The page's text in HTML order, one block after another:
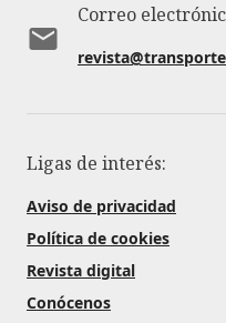
Correo
Ligas de interés:
Aviso de privacidad
Política de cookies
Revista digital
Conócenos